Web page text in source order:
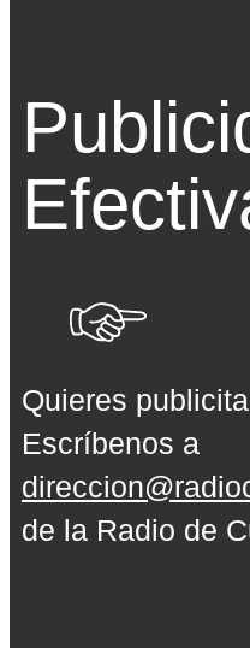
Quieres
Escríbenos a
de la Radio de